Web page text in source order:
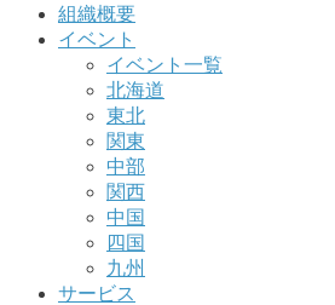
組織概要
イベント
イベント一覧
北海道
東北
関東
中部
関西
中国
四国
九州
サービス